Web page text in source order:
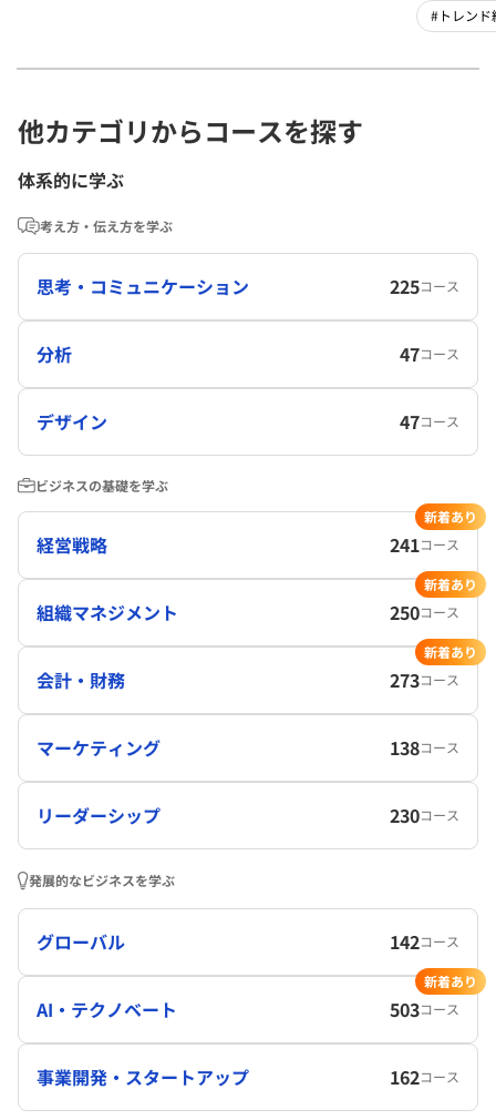
#トレンド
他カテゴリからコースを探す
体系的に学ぶ
考え方・伝え方を学ぶ
思考・コミュニケーション 225コース
分析 47コース
デザイン 47コース
ビジネスの基礎を学ぶ
経営戦略 241コース
新着あり
組織マネジメント 250コース
新着あり
会計・財務 273コース
新着あり
マーケティング 138コース
リーダーシップ 230コース
発展的なビジネスを学ぶ
グローバル 142コース
AI・テクノベート 503コース
新着あり
事業開発・スタートアップ 162コース